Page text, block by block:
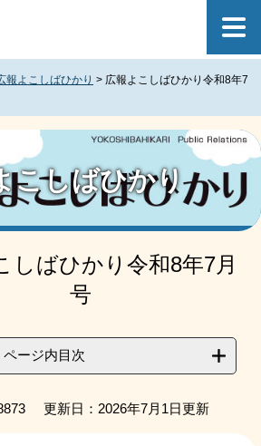
報よこしばひかり > 広報よこしばひかり令和8年7
こしばひかり
しばひかり令和8年7月
号
ページ内目次
更新日：2026年7月1日更新